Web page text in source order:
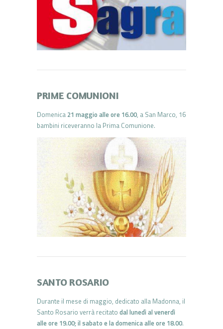
PRIME COMUNIONI
Domenica 21 maggio alle ore 16.00, a San Marco, 16
bambini riceveranno la Prima Comunione.
SANTO ROSARIO
Durante il mese di maggio, dedicato alla Madonna, il
Santo Rosario verrà recitato dal lunedì al venerdì
alle ore 19.00; il sabato e la domenica alle ore 18.00.